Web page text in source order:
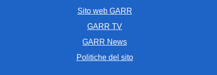
Sito web GARR
GARR TV
GARR News
Politiche del sito